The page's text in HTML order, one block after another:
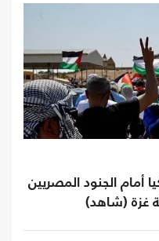
أمام الجنود المصريين
غزة (شاهد)